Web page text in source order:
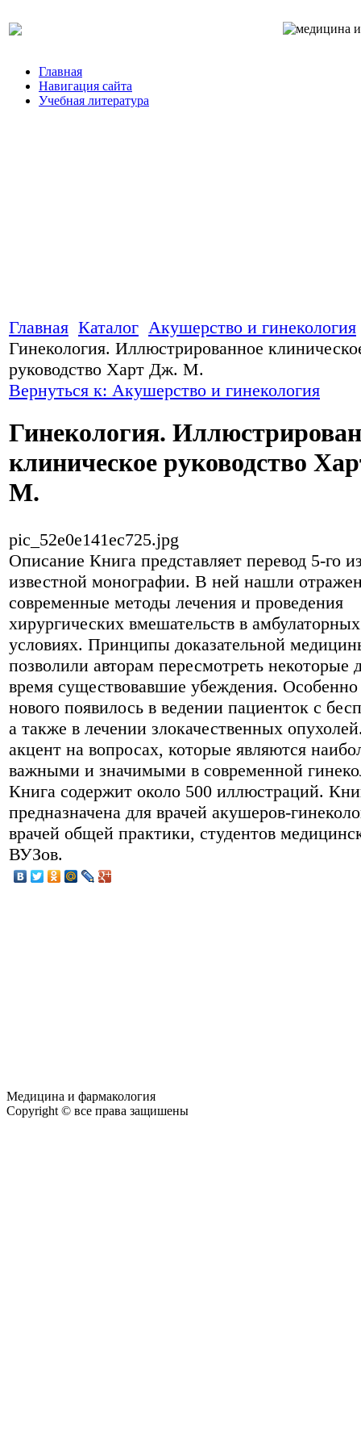
Главная
Навигация сайта
Учебная литература
Главная Каталог Акушерство и гинекология
Гинекология. Иллюстрированное
руководство Харт Дж. М.
Вернуться к: Акушерство и гинекология
Гинекология.
клиническое руководство
М.
pic_52e0e141ec725.jpg
Описание Книга представляет перевод 5-го
известной монографии. В ней нашли
современные методы лечения и проведения
хирургических вмешательств в амбулаторных
условиях. Принципы доказательной
позволили авторам пересмотреть некоторые
время существовавшие убеждения.
нового появилось в ведении пациенток с
а также в лечении злокачественных
акцент на вопросах, которые являются
важными и значимыми в современной
Книга содержит около 500 иллюстраций.
предназначена для врачей акушеров-
врачей общей практики, студентов
ВУЗов.
Медицина и фармакология
Copyright © все права защишены